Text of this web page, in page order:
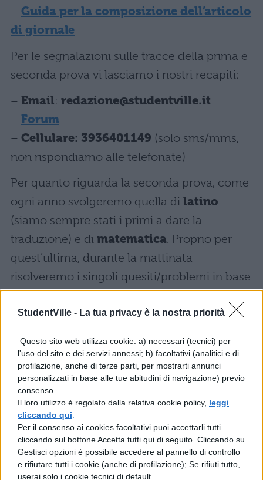
StudentVille - La tua privacy è la nostra priorità
Questo sito web utilizza cookie: a) necessari (tecnici) per
l'uso del sito e dei servizi annessi; b) facoltativi (analitici e di
profilazione, anche di terze parti, per mostrarti annunci
personalizzati in base alle tue abitudini di navigazione) previo
consenso.
Il loro utilizzo è regolato dalla relativa cookie policy, leggi
cliccando qui
Per il consenso ai cookies facoltativi puoi accettarli tutti
cliccando sul bottone Accetta tutti qui di seguito. Cliccando su
Gestisci opzioni è possibile accedere al pannello di controllo
e rifiutare tutti i cookie (anche di profilazione); Se rifiuti tutto,
userai solo i cookie tecnici di default.
– Guida per la composizione dell’articolo
di giornale
Per le segnalazioni sulle tracce della prima e
seconda prova vi lasciamo i nostri recapiti:
– Email: redazione@studentville.it
– Forum
– Cellulare: 3936401149 (solo sms/mms,
non rispondiamo alle telefonate)
Per quanto riguarda la seconda prova, come
ogni anno svolgeremo quella di latino
(siamo sempre stati i primi a dare la
traduzione) e di matematica. Proprio per
quest’ultima, durante la mattinata
risolveremo i singoli quesiti/problemi in base
alle indiscrezioni e alle parti dell’esame che
arrivano, quindinon possiamo garantire
ci arrivano. Nel pomeriggio in
collaborazione conMatematicamente.it
daremo le
la prova orale dove si discuteranno anche le
prove.
Sottolineiamo che durante la mattinata della
seconda provaspesso girano prove